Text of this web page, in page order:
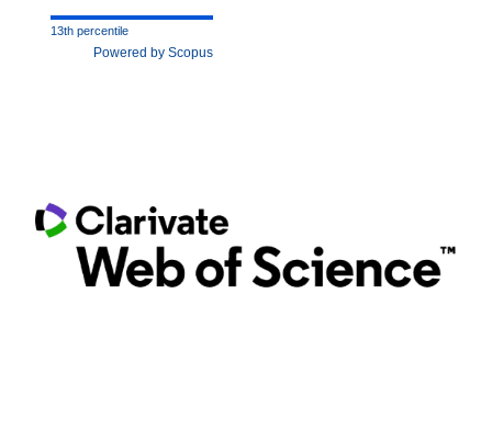
13th percentile
Powered by Scopus